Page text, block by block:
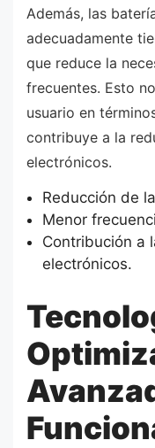
Además, las
adecuadamente
que reduce la
frecuentes. Esto
usuario en
contribuye a la
electrónicos.
Reducción de
Menor
Contribución a
electrónicos.